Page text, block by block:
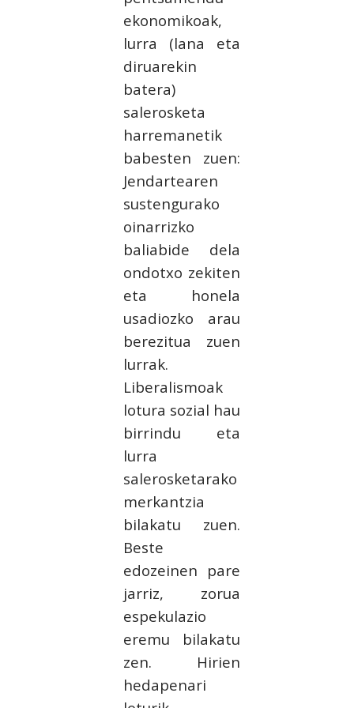
ekonomikoak,
lurra (lana eta
diruarekin
batera)
salerosketa
harremanetik
babesten zuen:
Jendartearen
sustengurako
oinarrizko
baliabide dela
ondotxo zekiten
eta honela
usadiozko arau
berezitua zuen
lurrak.
Liberalismoak
lotura sozial hau
birrindu eta
lurra
salerosketarako
merkantzia
bilakatu zuen.
Beste
edozeinen pare
jarriz, zorua
espekulazio
eremu bilakatu
zen. Hirien
hedapenari